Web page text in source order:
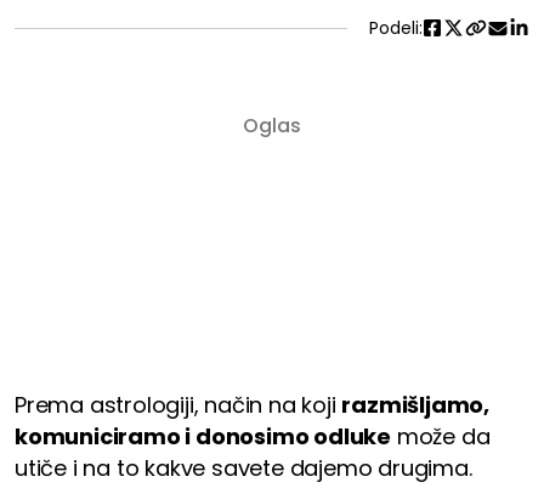
Podeli:
Prema astrologiji, način na koji razmišljamo,
komuniciramo i donosimo odluke može da
utiče i na to kakve savete dajemo drugima.